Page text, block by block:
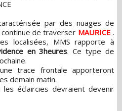
par des nuages de
de traverser MAURICE.
localisées, MMS rapporte à
en 3heures. Ce type de
trace frontale apporteront
demain matin.
éclaircies devraient devenir